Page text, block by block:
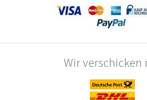
Wir verschicken